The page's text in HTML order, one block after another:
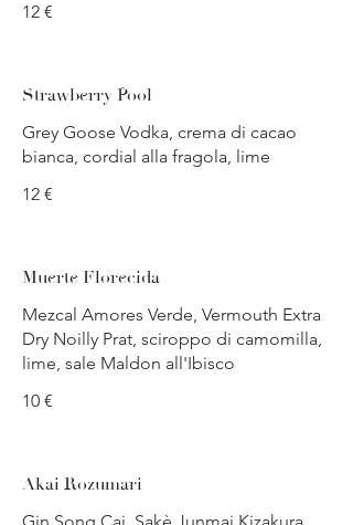
12 €
Strawberry Pool
Grey Goose Vodka, crema di cacao
bianca, cordial alla fragola, lime
12 €
Muerte Florecida
Mezcal Amores Verde, Vermouth Extra
Dry Noilly Prat, sciroppo di camomilla,
lime, sale Maldon all'Ibisco
10 €
Akai Rozumari